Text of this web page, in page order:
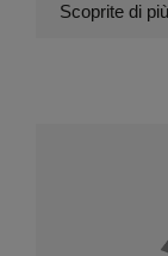
Scoprite di più